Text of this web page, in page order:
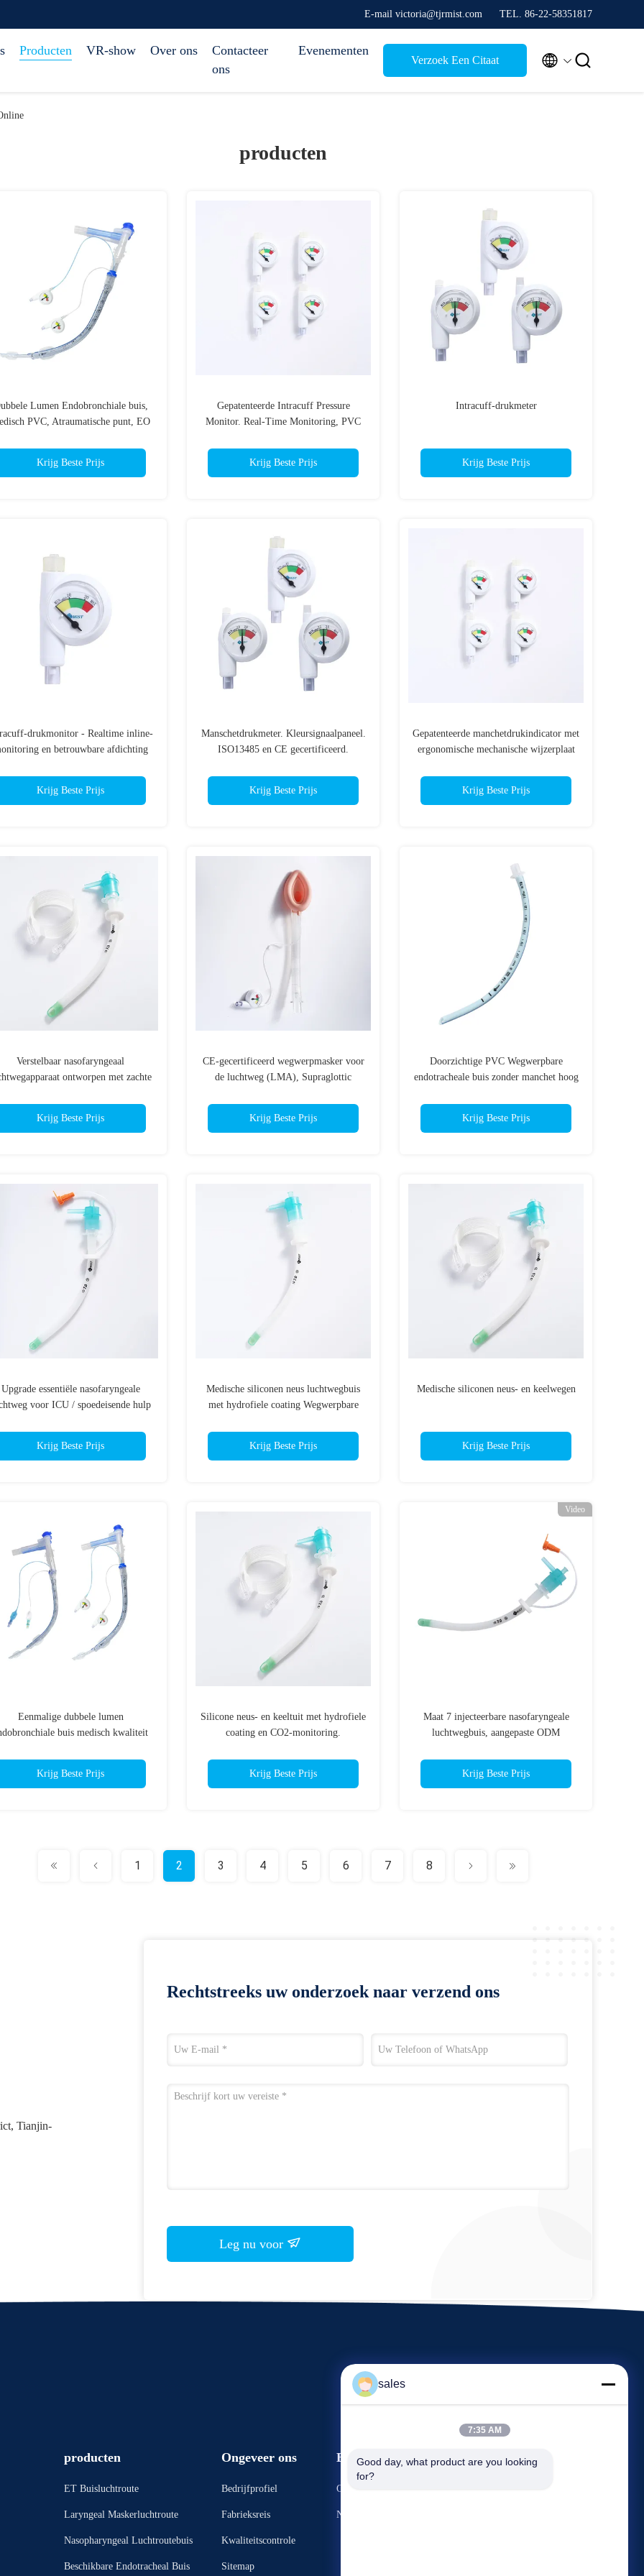
E-mail victoria@tjrmist.com TEL. 86-22-58351817
Producten VR-show Over ons
Contacteer
ons
Evenementen
Verzoek Een Citaat  
producten
Lumen Endobronchiale buis,
PVC, Atraumatische punt, EO
Krijg Beste Prijs
Gepatenteerde Intracuff Pressure
Monitor. Real-Time Monitoring, PVC
Krijg Beste Prijs
Intracuff-drukmeter
Krijg Beste Prijs
drukmonitor - Realtime inline-
en betrouwbare afdichting
Krijg Beste Prijs
Manschetdrukmeter. Kleursignaalpaneel.
ISO13485 en CE gecertificeerd.
Krijg Beste Prijs
Gepatenteerde manchetdrukindicator met
ergonomische mechanische wijzerplaat
Krijg Beste Prijs
Verstelbaar nasofaryngeaal
ontworpen met zachte
Krijg Beste Prijs
CE-gecertificeerd wegwerpmasker voor
de luchtweg (LMA), Supraglottic
Krijg Beste Prijs
Doorzichtige PVC Wegwerpbare
endotracheale buis zonder manchet hoog
Krijg Beste Prijs
Upgrade essentiële nasofaryngeale
voor ICU / spoedeisende hulp
Krijg Beste Prijs
Medische siliconen neus luchtwegbuis
met hydrofiele coating Wegwerpbare
Krijg Beste Prijs
Medische siliconen neus- en keelwegen
Krijg Beste Prijs
Eenmalige dubbele lumen
buis medisch kwaliteit
Krijg Beste Prijs
Silicone neus- en keeltuit met hydrofiele
coating en CO2-monitoring.
Krijg Beste Prijs
Video
Maat 7 injecteerbare nasofaryngeale
luchtwegbuis, aangepaste ODM
Krijg Beste Prijs
1 2 3 4 5 6 7 8
Tianjin-
Rechtstreeks uw onderzoek naar verzend ons
Leg nu voor
producten
ET Buisluchtroute
Laryngeal Maskerluchtroute
Nasopharyngeal Luchtroutebuis
Beschikbare Endotracheal Buis
Ongeveer ons
Bedrijfprofiel
Fabrieksreis
Kwaliteitscontrole
Sitemap
Evenementen
Gevallen
Nieuws
Verzoek Een Citaat
sales
7:35 AM
Good day, what product are you looking
for?